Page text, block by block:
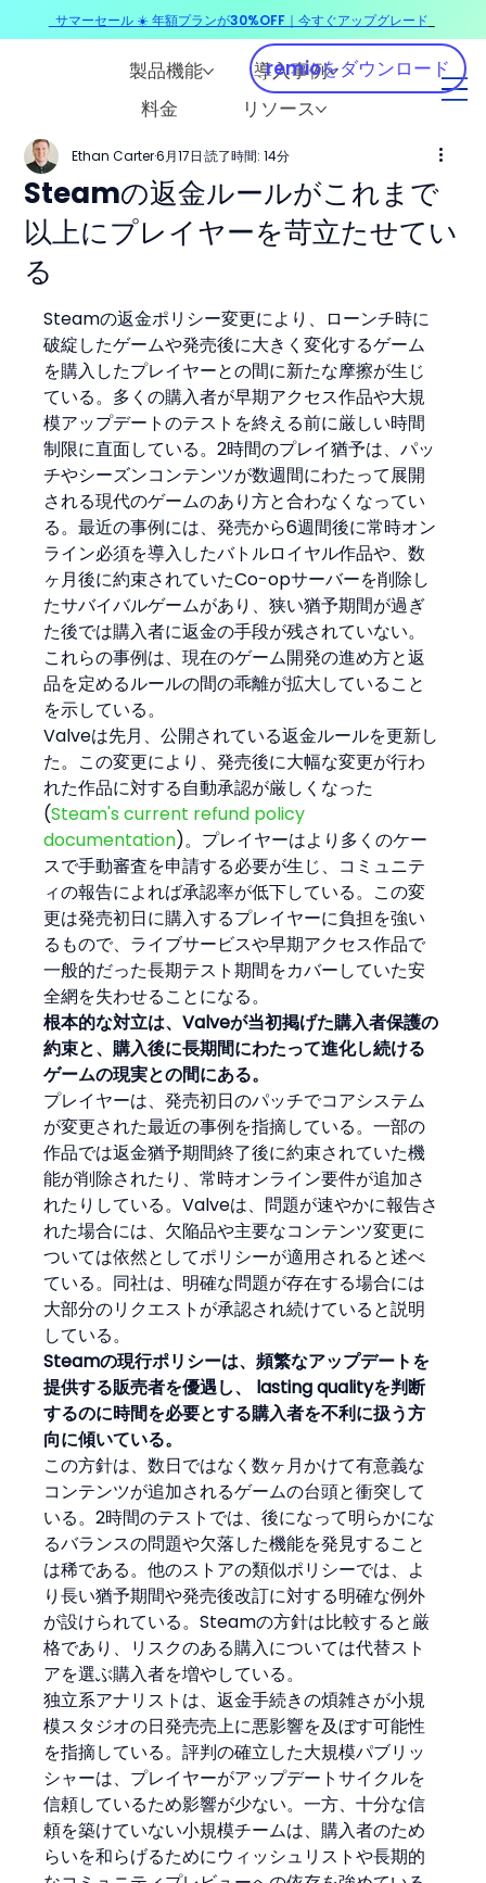
製品機能
導入事例
料金
リソース
remioをダウンロード
Steamの返金ルールがこれまで
以上にプレイヤーを苛立たせてい
る
Ethan Carter6月17日 読了時間: 14分
Steamの返金ポリシー変更により、ローンチ時に
破綻したゲームや発売後に大きく変化するゲーム
を購入したプレイヤーとの間に新たな摩擦が生じ
ている。多くの購入者が早期アクセス作品や大規
模アップデートのテストを終える前に厳しい時間
制限に直面している。2時間のプレイ猶予は、パッ
チやシーズンコンテンツが数週間にわたって展開
される現代のゲームのあり方と合わなくなってい
る。最近の事例には、発売から6週間後に常時オン
ライン必須を導入したバトルロイヤル作品や、数
ヶ月後に約束されていたCo-opサーバーを削除し
たサバイバルゲームがあり、狭い猶予期間が過ぎ
た後では購入者に返金の手段が残されていない。
これらの事例は、現在のゲーム開発の進め方と返
品を定めるルールの間の乖離が拡大していること
を示している。
Valveは先月、公開されている返金ルールを更新し
た。この変更により、発売後に大幅な変更が行わ
れた作品に対する自動承認が厳しくなった
(Steam's current refund policy
documentation)。プレイヤーはより多くのケー
スで手動審査を申請する必要が生じ、コミュニテ
ィの報告によれば承認率が低下している。この変
更は発売初日に購入するプレイヤーに負担を強い
るもので、ライブサービスや早期アクセス作品で
一般的だった長期テスト期間をカバーしていた安
全網を失わせることになる。
根本的な対立は、Valveが当初掲げた購入者保護の
約束と、購入後に長期間にわたって進化し続ける
ゲームの現実との間にある。
プレイヤーは、発売初日のパッチでコアシステム
が変更された最近の事例を指摘している。一部の
作品では返金猶予期間終了後に約束されていた機
能が削除されたり、常時オンライン要件が追加さ
れたりしている。Valveは、問題が速やかに報告さ
れた場合には、欠陥品や主要なコンテンツ変更に
ついては依然としてポリシーが適用されると述べ
ている。同社は、明確な問題が存在する場合には
大部分のリクエストが承認され続けていると説明
している。
Steamの現行ポリシーは、頻繁なアップデートを
提供する販売者を優遇し、 lasting qualityを判断
するのに時間を必要とする購入者を不利に扱う方
向に傾いている。
この方針は、数日ではなく数ヶ月かけて有意義な
コンテンツが追加されるゲームの台頭と衝突して
いる。2時間のテストでは、後になって明らかにな
るバランスの問題や欠落した機能を発見すること
は稀である。他のストアの類似ポリシーでは、よ
り長い猶予期間や発売後改訂に対する明確な例外
が設けられている。Steamの方針は比較すると厳
格であり、リスクのある購入については代替スト
アを選ぶ購入者を増やしている。
独立系アナリストは、返金手続きの煩雑さが小規
模スタジオの日発売売上に悪影響を及ぼす可能性
を指摘している。評判の確立した大規模パブリッ
シャーは、プレイヤーがアップデートサイクルを
信頼しているため影響が少ない。一方、十分な信
頼を築けていない小規模チームは、購入者のため
らいを和らげるためにウィッシュリストや長期的
サマーセール ☀️ 年額プランが30%OFF｜今すぐアップグレード